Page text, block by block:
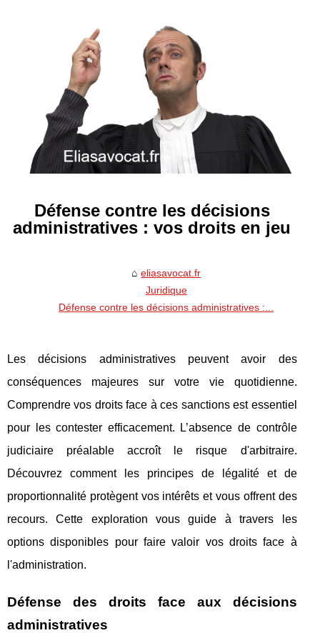
Défense contre les décisions
administratives : vos droits en jeu
eliasavocat.fr
Juridique
Défense contre les décisions administratives :...
Les décisions administratives peuvent avoir des
conséquences majeures sur votre vie quotidienne.
Comprendre vos droits face à ces sanctions est essentiel
pour les contester efficacement. L’absence de contrôle
judiciaire préalable accroît le risque d'arbitraire.
Découvrez comment les principes de légalité et de
proportionnalité protègent vos intérêts et vous offrent des
recours. Cette exploration vous guide à travers les
options disponibles pour faire valoir vos droits face à
l'administration.
Défense des droits face aux décisions
administratives